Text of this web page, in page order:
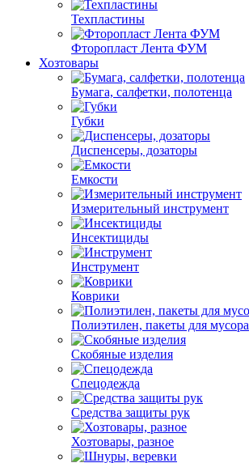
Техпластины
Фторопласт Лента ФУМ
Хозтовары
Бумага, салфетки, полотенца
Губки
Диспенсеры, дозаторы
Емкости
Измерительный инструмент
Инсектициды
Инструмент
Коврики
Полиэтилен, пакеты для мусора
Скобяные изделия
Спецодежда
Средства защиты рук
Хозтовары, разное